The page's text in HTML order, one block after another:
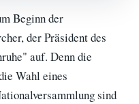
Beginn der
der Präsident des
auf. Denn die
Wahl eines
sind